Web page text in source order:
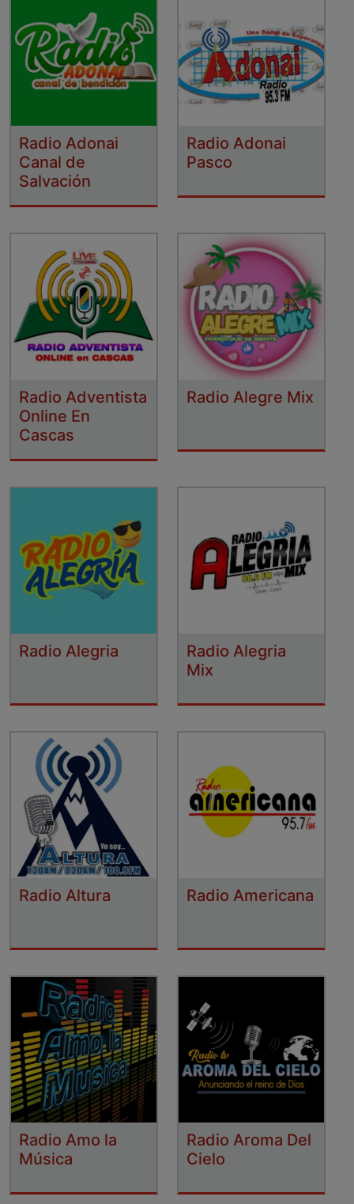
Radio Adonai
Canal de
Salvación
Radio Adonai
Pasco
Radio Adventista
Online En
Cascas
Radio Alegre Mix
Radio Alegria
Radio Alegria
Mix
Radio Altura Radio Americana
Radio Amo la
Música
Radio Aroma Del
Cielo